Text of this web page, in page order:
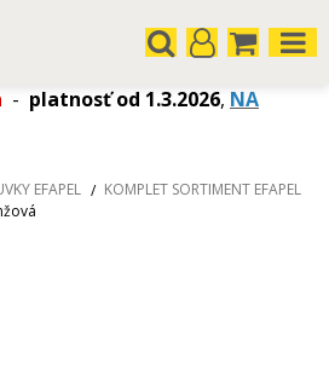
- platnosť od 1.3.2026, NA
EFAPEL
KOMPLET SORTIMENT EFAPEL